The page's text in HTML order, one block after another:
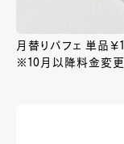
月替りパフェ 単品￥
※10月以降料金変更